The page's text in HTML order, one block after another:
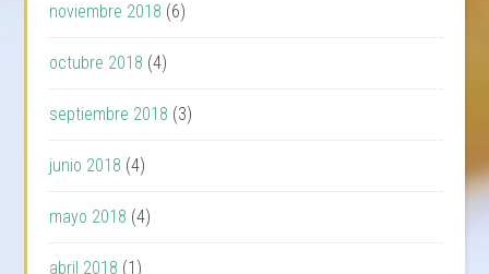
noviembre 2018 (6)
octubre 2018 (4)
septiembre 2018 (3)
junio 2018 (4)
mayo 2018 (4)
abril 2018 (1)